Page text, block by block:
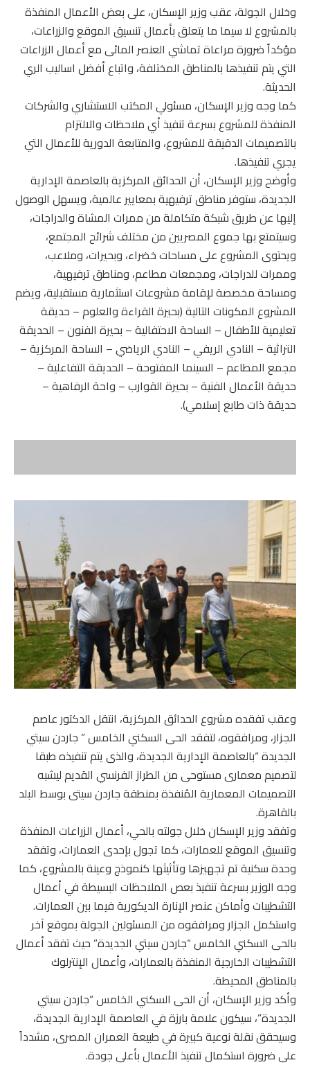
وخلال الجولة، عقب وزير الإسكان، على بعض الأعمال المنفذة
بالمشروع لا سيما ما يتعلق بأعمال تنسيق الموقع والزراعات،
مؤكداً ضرورة مراعاة تماشي العنصر المائى مع أعمال الزراعات
التي يتم تنفيذها بالمناطق المختلفة، واتباع أفضل اساليب الري
الحديثة.
كما وجه وزير الإسكان، مسئولي المكتب الاستشاري والشركات
المنفذة للمشروع بسرعة تنفيذ أي ملاحظات والالتزام
بالتصميمات الدقيقة للمشروع، والمتابعة الدورية للأعمال التي
يجري تنفيذها.
وأوضح وزير الإسكان، أن الحدائق المركزية بالعاصمة الإدارية
الجديدة، ستوفر مناطق ترفيهية بمعايير عالمية، ويسهل الوصول
إليها عن طريق شبكة متكاملة من ممرات المشاة والدراجات،
وسيتمتع بها جموع المصريين من مختلف شرائح المجتمع،
ويحتوى المشروع على مساحات خضراء، وبحيرات، وملاعب،
وممرات للدراجات، ومجمعات مطاعم، ومناطق ترفيهية،
ومساحة مخصصة لإقامة مشروعات استثمارية مستقبلية، ويضم
المشروع المكونات التالية (بحيرة القراءة والعلوم – حديقة
تعليمية للأطفال – الساحة الاحتفالية – بحيرة الفنون – الحديقة
التراثية – النادي الريفي – النادي الرياضي – الساحة المركزية –
مجمع المطاعم – السينما المفتوحة – الحديقة التفاعلية –
حديقة الأعمال الفنية – بحيرة القوارب – واحة الرفاهية –
حديقة ذات طابع إسلامي).
وعقب تفقده مشروع الحدائق المركزية، انتقل الدكتور عاصم
الجزار، ومرافقوه، لتفقد الحى السكني الخامس ” جاردن سيتي
الجديدة “بالعاصمة الإدارية الجديدة، والذى يتم تنفيذه طبقا
لتصميم معمارى مستوحى من الطراز الفرنسي القديم ليشبه
التصميمات المعمارية المُنفذة بمنطقة جاردن سيتى بوسط البلد
بالقاهرة.
وتفقد وزير الإسكان خلال جولته بالحي، أعمال الزراعات المنفذة
وتنسيق الموقع للعمارات، كما تجول بإحدى العمارات، وتفقد
وحدة سكنية تم تجهيزها وتأثيثها كنموذج وعينة بالمشروع، كما
وجه الوزير بسرعة تنفيذ بعص الملاحظات البسيطة في أعمال
التشطيبات وأماكن عنصر الإنارة الديكورية فيما بين العمارات.
واستكمل الجزار ومرافقوه من المسئولين الجولة بموقع آخر
بالحى السكني الخامس “جاردن سيتي الجديدة” حيث تفقد أعمال
التشطيبات الخارجية المنفذة بالعمارات، وأعمال الإنترلوك
بالمناطق المحيطة.
وأكد وزير الإسكان، أن الحى السكني الخامس “جاردن سيتي
الجديدة”، سيكون علامة بارزة في العاصمة الإدارية الجديدة،
وسيحقق نقلة نوعية كبيرة في طبيعة العمران المصرى، مشدداً
على ضرورة استكمال تنفيذ الأعمال بأعلى جودة.